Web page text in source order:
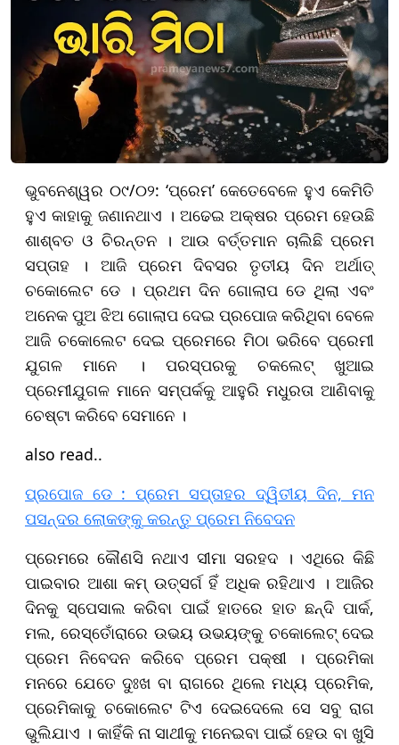
ଭୁବନେଶ୍ୱର ୦୯/୦୨: ‘ପ୍ରେମ’ କେତେବେଳେ ହୁଏ କେମିତି
ହୁଏ କାହାକୁ ଜଣାନଥାଏ । ଅଢେଇ ଅକ୍ଷର ପ୍ରେମ ହେଉଛି
ଶାଶ୍ବତ ଓ ଚିରନ୍ତନ । ଆଉ ବର୍ତ୍ତମାନ ଚାଲିଛି ପ୍ରେମ
ସପ୍ତାହ । ଆଜି ପ୍ରେମ ଦିବସର ତୃତୀୟ ଦିନ ଅର୍ଥାତ୍‌
ଚକୋଲେଟ ଡେ । ପ୍ରଥମ ଦିନ ଗୋଲାପ ଡେ ଥିଲା ଏବଂ
ଅନେକ ପୁଅ ଝିଅ ଗୋଲାପ ଦେଇ ପ୍ରପୋଜ କରିଥିବା ବେଳେ
ଆଜି ଚକୋଲେଟ ଦେଇ ପ୍ରେମରେ ମିଠା ଭରିବେ ପ୍ରେମୀ
ଯୁଗଳ ମାନେ । ପରସ୍ପରକୁ ଚକଲେଟ୍‌ ଖୁଆଇ
ପ୍ରେମୀଯୁଗଳ ମାନେ ସମ୍ପର୍କ‌କୁ ଆହୁରି ମଧୁରତା ଆଣିବାକୁ
ଚେଷ୍ଟା କରିବେ ସେମାନେ ।
also read..
ପ୍ରପୋଜ ଡେ : ପ୍ରେମ ସପ୍ତାହର ଦ୍ୱିତୀୟ ଦିନ, ମନ
ପସନ୍ଦର ଲୋକଙ୍କୁ କରନ୍ତୁ ପ୍ରେମ ନିବେଦନ
ପ୍ରେମରେ କୌଣସି ନଥାଏ ସୀମା ସରହଦ । ଏଥିରେ କିଛି
ପାଇବାର ଆଶା କମ୍ ଉତ୍ସର୍ଗ ହିଁ ଅଧିକ ରହିଥାଏ । ଆଜିର
ଦିନକୁ ସ୍ପେସାଲ କରିବା ପାଇଁ ହାତରେ ହାତ ଛନ୍ଦି ପାର୍କ,
ମଲ, ରେସ୍ତୋଁରାରେ ଉଭୟ ଉଭୟଙ୍କୁ ଚକୋଲେଟ୍ ଦେଇ
ପ୍ରେମ ନିବେଦନ କରିବେ ପ୍ରେମ ପକ୍ଷୀ । ପ୍ରେମିକା
ମନରେ ଯେତେ ଦୁଃଖ ବା ରାଗରେ ଥିଲେ ମଧ୍ୟ ପ୍ରେମିକ,
ପ୍ରେମିକାକୁ ଚକୋଲେଟ ଟିଏ ଦେଇଦେଲେ ସେ ସବୁ ରାଗ
ଭୁଲିଯାଏ । କାହିଁକି ନା ସାଥୀକୁ ମନେଇବା ପାଇଁ ହେଉ ବା ଖୁସି